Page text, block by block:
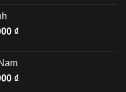
₫.
4,500,000 ₫.
₫.
₫Giá
4,500,000 ₫.
₫Giá